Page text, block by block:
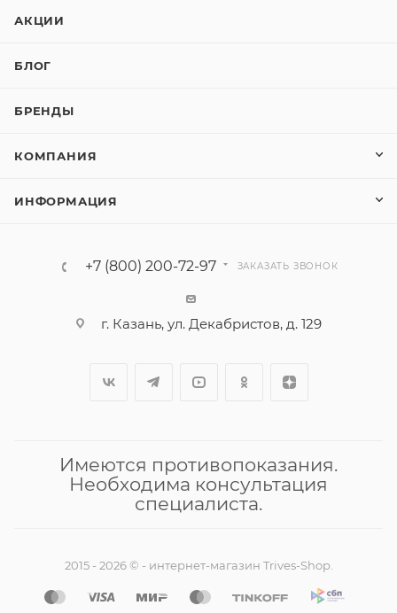
АКЦИИ
БЛОГ
БРЕНДЫ
КОМПАНИЯ
ИНФОРМАЦИЯ
+7 (800) 200-72-97 ЗАКАЗАТЬ ЗВОНОК
г. Казань, ул. Декабристов, д. 129
Имеются противопоказания.
Необходима консультация
специалиста.
2015 - 2026 © - интернет-магазин Trives-Shop.